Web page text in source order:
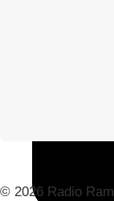
© 2026 Radio